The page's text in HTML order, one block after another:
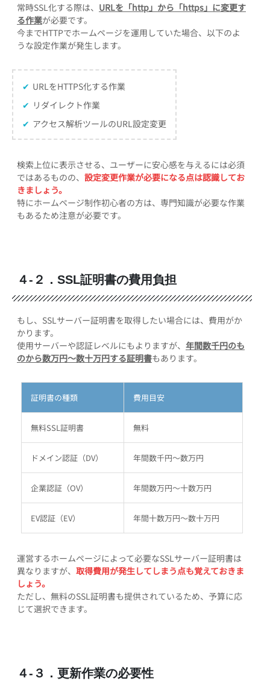
常時SSL化する際は、 URLを「http」から「https」に変更す
る作業が必要です。
今までHTTPでホームページを運用していた場合、以下のよ
うな設定作業が発生します。
✔ URLをHTTPS化する作業
✔ リダイレクト作業
✔ アクセス解析ツールのURL設定変更
検索上位に表示させる、ユーザーに安心感を与えるには必須
ではあるものの、 設定変更作業が必要になる点は認識してお
きましょう。
特にホームページ制作初心者の方は、専門知識が必要な作業
もあるため注意が必要です。
４-２．SSL証明書の費用負担
もし、SSLサーバー証明書を取得したい場合には、費用がか
かります。
使用サーバーや認証レベルにもよりますが、 年間数千円のも
のから数万円～数十万円する証明書もあります。
証明書の種類 費用目安
無料SSL証明書 無料
ドメイン認証（DV） 年間数千円～数万円
企業認証（OV） 年間数万円～十数万円
EV認証（EV） 年間十数万円～数十万円
運営するホームページによって必要なSSLサーバー証明書は
異なりますが、 取得費用が発生してしまう点も覚えておきま
しょう。
ただし、無料のSSL証明書も提供されているため、予算に応
じて選択できます。
４-３．更新作業の必要性